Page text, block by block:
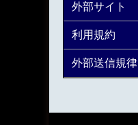
外部サイト
利用規約
外部送信規